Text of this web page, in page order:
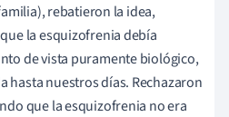
rebatieron la idea,
la esquizofrenia debía
de vista puramente biológico,
hasta nuestros días. Rechazaron
que la esquizofrenia no era